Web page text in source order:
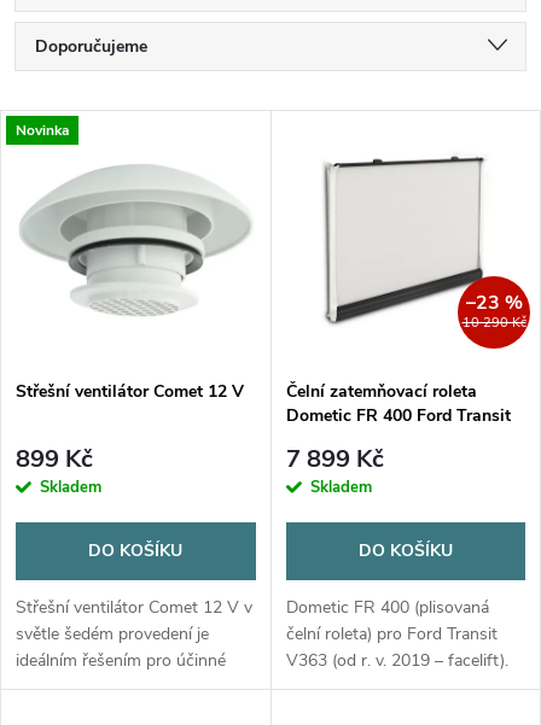
Ř
a
e
p
r
o
d
u
Doporučujeme
Nejdražší
Nejprodávanější
Abecedně
V
ý
p
s
p
r
d
u
Novinka
Střešní ventilátor Comet 12 V
899 Kč
Skladem
DO KOŠÍKU
Střešní ventilátor Comet 12 V v
světle šedém provedení je
ideálním řešením pro účinné
větrání karavanů, obytných
10 290 Kč
–23 %
Čelní zatemňovací roleta
Dometic FR 400 Ford Transit
7 899 Kč
Skladem
DO KOŠÍKU
Dometic FR 400 (plisovaná
čelní roleta) pro Ford Transit
V363 (od r. v. 2019 – facelift).
Praktické zatemňovací a